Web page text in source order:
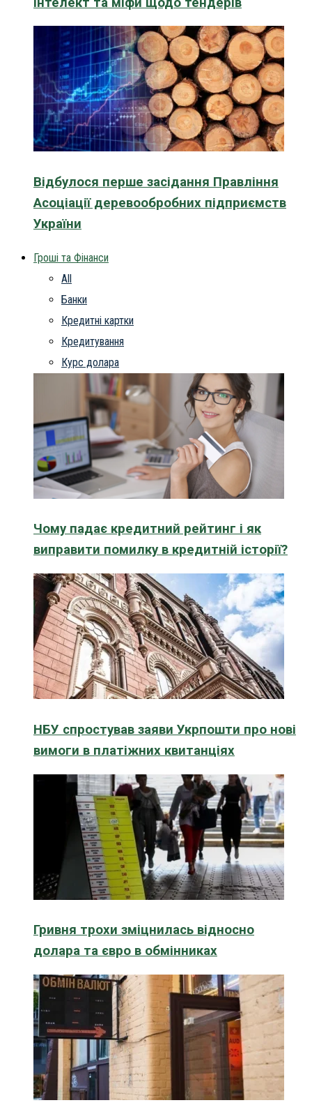
Відбулося перше засідання Правління
Асоціації деревообробних підприємств
України
Гроші та Фінанси
All
Банки
Кредитні картки
Кредитування
Курс долара
Чому падає кредитний рейтинг і як
виправити помилку в кредитній історії?
НБУ спростував заяви Укрпошти про нові
вимоги в платіжних квитанціях
Гривня трохи зміцнилась відносно
долара та євро в обмінниках